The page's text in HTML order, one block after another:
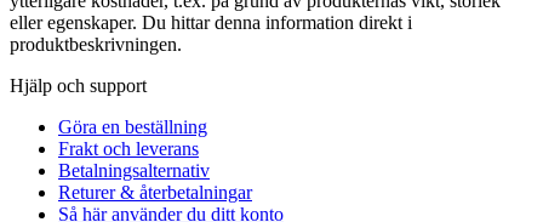
eller egenskaper. Du hittar denna information direkt i
produktbeskrivningen.
Hjälp och support
Göra en beställning
Frakt och leverans
Betalningsalternativ
Returer & återbetalningar
Så här använder du ditt konto